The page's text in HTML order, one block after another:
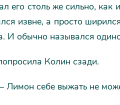
его столь же сильно, как
извне, а просто
И обычно назывался
Колин сзади.
Лимон себе выжать не